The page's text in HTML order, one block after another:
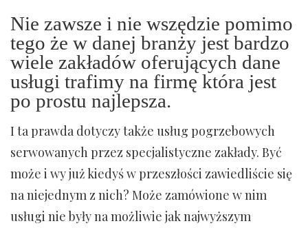
Nie zawsze i nie wszędzie pomimo
tego że w danej branży jest bardzo
wiele zakładów oferujących dane
usługi trafimy na firmę która jest
po prostu najlepsza.
I ta prawda dotyczy także usług pogrzebowych
serwowanych przez specjalistyczne zakłady. Być
może i wy już kiedyś w przeszłości zawiedliście się
na niejednym z nich? Może zamówione w nim
usługi nie były na możliwie jak najwyższym